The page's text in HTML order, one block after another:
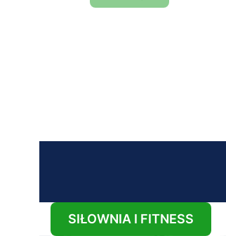
SIŁOWNIA I FITNESS